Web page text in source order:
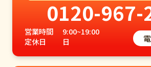
0120-967-
営業時間
9:00~19:00
定休日
日